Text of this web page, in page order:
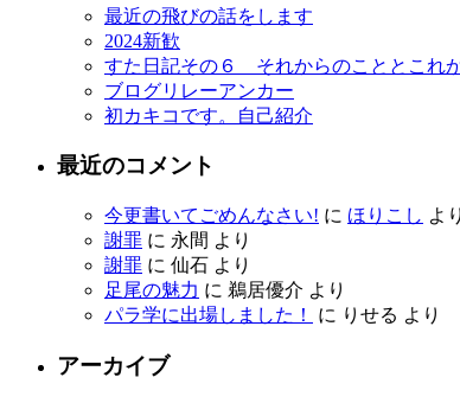
最近の飛びの話をします
2024新歓
すた日記その６ それからのこととこれ
ブログリレーアンカー
初カキコです。自己紹介
最近のコメント
今更書いてごめんなさい! に ほりこし より
謝罪 に 永間 より
謝罪 に 仙石 より
足尾の魅力 に 鵜居優介 より
パラ学に出場しました！
に りせる より
アーカイブ